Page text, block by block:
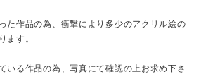
た作品の為、衝撃により多少のアクリル絵の
ます。
いる作品の為、写真にて確認の上お求め下さ